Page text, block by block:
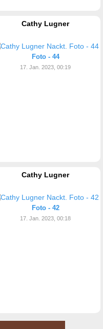
Cathy Lugner
Foto - 44
17. Jan. 2023, 00:19
Cathy Lugner
Foto - 42
17. Jan. 2023, 00:18